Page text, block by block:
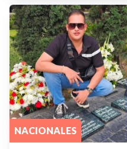
NACIONALES